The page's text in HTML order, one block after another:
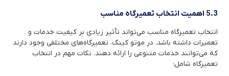
5.3 اهمیت انتخاب تعمیرگاه مناسب
انتخاب تعمیرگاه مناسب می‌تواند تأثیر زیادی بر کیفیت خدمات و
تعمیرات داشته باشد. در موتو کینگ، تعمیرگاه‌های مختلفی وجود دارند
که می‌توانند خدمات متنوعی را ارائه دهند. نکات مهم در انتخاب
تعمیرگاه شامل: